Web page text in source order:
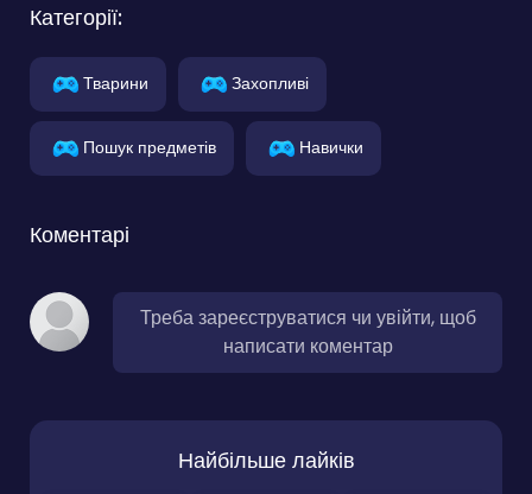
Категорії:
Тварини Захопливі
Пошук предметів Навички
Коментарі
Треба зареєструватися чи увійти, щоб
написати коментар
Найбільше лайків